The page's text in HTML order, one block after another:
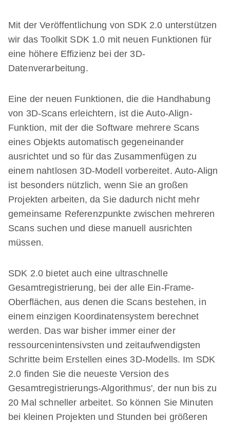
Mit der Veröffentlichung von SDK 2.0 unterstützen
wir das Toolkit SDK 1.0 mit neuen Funktionen für
eine höhere Effizienz bei der 3D-
Datenverarbeitung.
Eine der neuen Funktionen, die die Handhabung
von 3D-Scans erleichtern, ist die Auto-Align-
Funktion, mit der die Software mehrere Scans
eines Objekts automatisch gegeneinander
ausrichtet und so für das Zusammenfügen zu
einem nahtlosen 3D-Modell vorbereitet. Auto-Align
ist besonders nützlich, wenn Sie an großen
Projekten arbeiten, da Sie dadurch nicht mehr
gemeinsame Referenzpunkte zwischen mehreren
Scans suchen und diese manuell ausrichten
müssen.
SDK 2.0 bietet auch eine ultraschnelle
Gesamtregistrierung, bei der alle Ein-Frame-
Oberflächen, aus denen die Scans bestehen, in
einem einzigen Koordinatensystem berechnet
werden. Das war bisher immer einer der
ressourcenintensivsten und zeitaufwendigsten
Schritte beim Erstellen eines 3D-Modells. Im SDK
2.0 finden Sie die neueste Version des
Gesamtregistrierungs-Algorithmus', der nun bis zu
20 Mal schneller arbeitet. So können Sie Minuten
bei kleinen Projekten und Stunden bei größeren